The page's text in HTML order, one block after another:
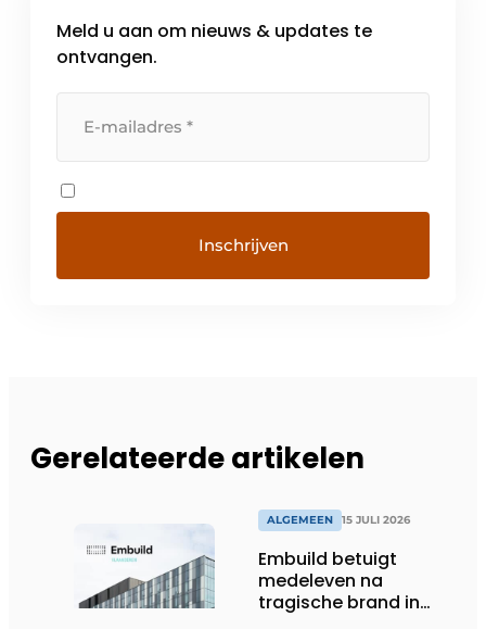
Meld u aan om nieuws & updates te
ontvangen.
Gerelateerde artikelen
ALGEMEEN 15 JULI 2026
Embuild betuigt
medeleven na
tragische brand in